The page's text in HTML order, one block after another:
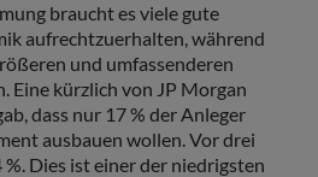
braucht es viele gute
aufrechtzuerhalten, während
und umfassenderen
Eine kürzlich von JP Morgan
dass nur 17 % der Anleger
ausbauen wollen. Vor drei
Dies ist einer der niedrigsten